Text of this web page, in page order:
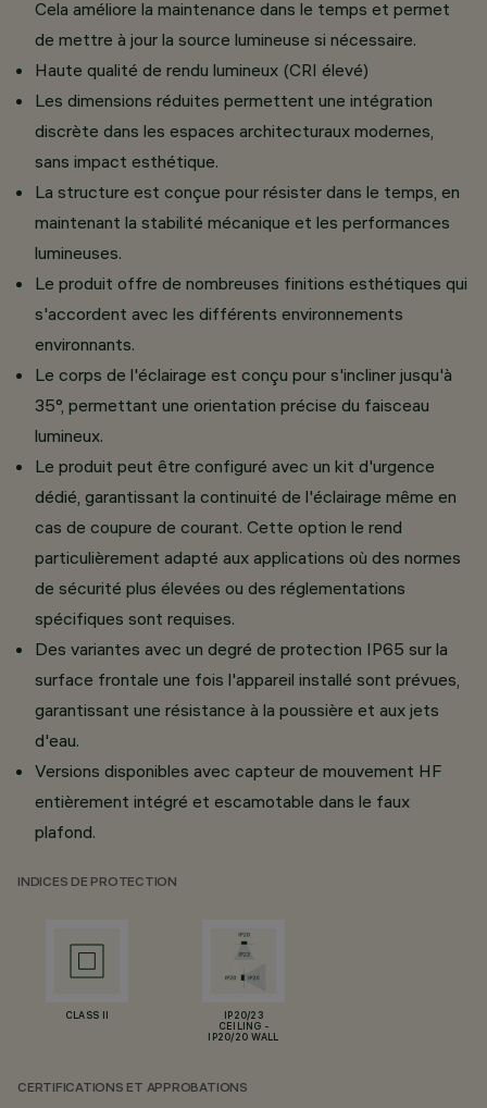
Cela améliore la maintenance dans le temps et permet
de mettre à jour la source lumineuse si nécessaire.
Haute qualité de rendu lumineux (CRI élevé)
Les dimensions réduites permettent une intégration
discrète dans les espaces architecturaux modernes,
sans impact esthétique.
La structure est conçue pour résister dans le temps, en
maintenant la stabilité mécanique et les performances
lumineuses.
Le produit offre de nombreuses finitions esthétiques qui
s'accordent avec les différents environnements
environnants.
Le corps de l'éclairage est conçu pour s'incliner jusqu'à
35°, permettant une orientation précise du faisceau
lumineux.
Le produit peut être configuré avec un kit d'urgence
dédié, garantissant la continuité de l'éclairage même en
cas de coupure de courant. Cette option le rend
particulièrement adapté aux applications où des normes
de sécurité plus élevées ou des réglementations
spécifiques sont requises.
Des variantes avec un degré de protection IP65 sur la
surface frontale une fois l'appareil installé sont prévues,
garantissant une résistance à la poussière et aux jets
d'eau.
Versions disponibles avec capteur de mouvement HF
entièrement intégré et escamotable dans le faux
plafond.
INDICES DE PROTECTION
CLASS II
IP20/23
CEILING -
IP20/20 WALL
CERTIFICATIONS ET APPROBATIONS